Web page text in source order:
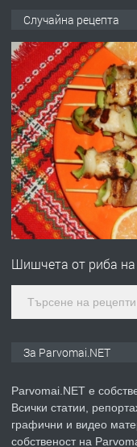
ПРЕДЛАГА
ПРЕДЛАГА
ПРЕДЛАГА
Случайна рецепта
Шишчета от риба на
За Parvomai.NET
Parvomai.NET е
Всички статии,
графични и видео
собственост на